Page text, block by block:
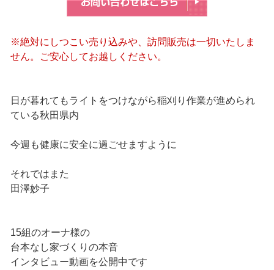
※絶対にしつこい売り込みや、訪問販売は一切いたしま
せん。ご安心してお越しください。
日が暮れてもライトをつけながら稲刈り作業が進められ
ている秋田県内
今週も健康に安全に過ごせますように
それではまた
田澤妙子
15組のオーナ様の
台本なし家づくりの本音
インタビュー動画を公開中です